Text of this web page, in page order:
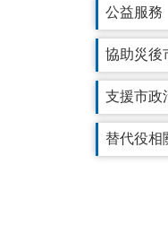
公益服務
協助災後
支援市政
替代役相